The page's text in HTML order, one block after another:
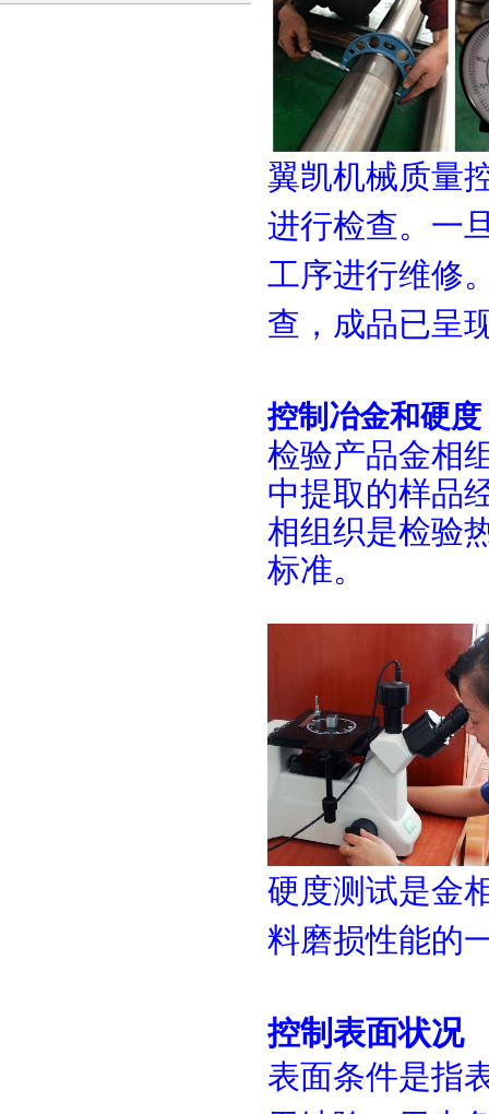
翼凯机械质量
进行检查。一
工序进行维修
查，成品已呈
控制冶金和硬度
检验产品金相
中提取的样品
相组织是检验
标准。
硬度测试是金
料磨损性能的
控制表面状况
表面条件是指